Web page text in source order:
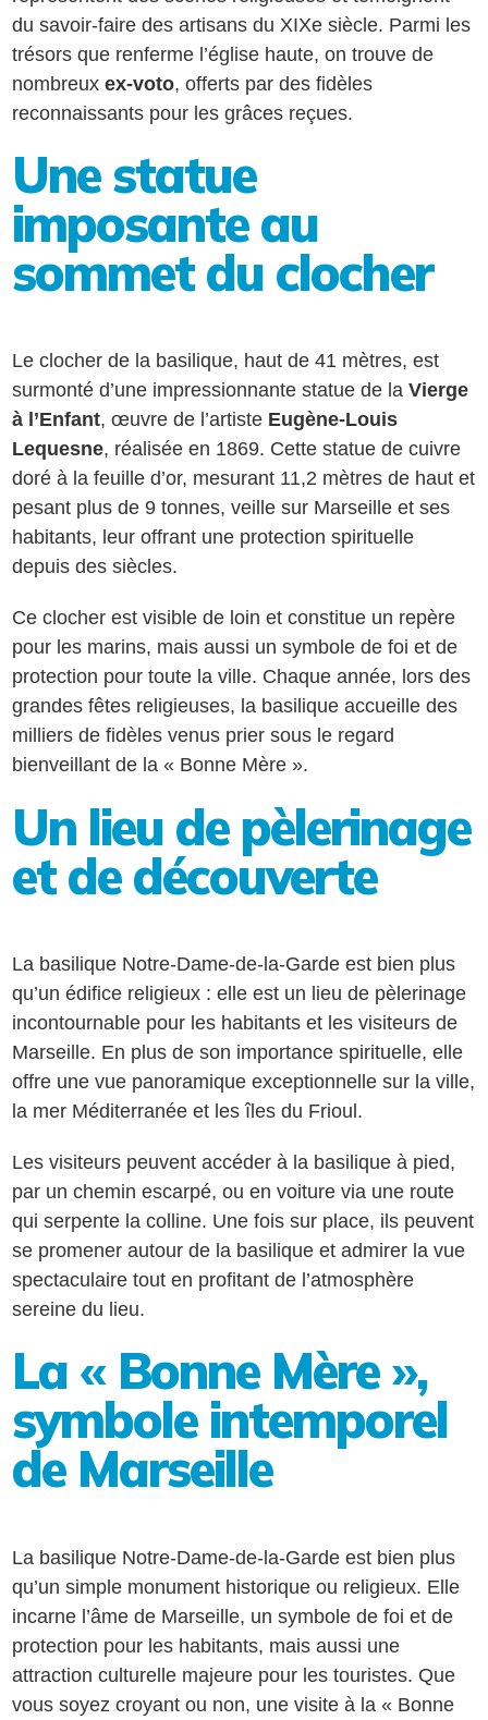
du savoir-faire des artisans du XIXe siècle. Parmi les
trésors que renferme l’église haute, on trouve de
nombreuxex-voto, offerts par des fidèles
reconnaissants pour les grâces reçues.
Une statue
imposante au
sommet du clocher
Le clocher de la basilique, haut de 41 mètres, est
surmonté d’une impressionnante statue de laVierge
à l’Enfant, œuvre de l’artiste Eugène-Louis
Lequesne, réalisée en 1869. Cette statue de cuivre
doré à la feuille d’or, mesurant 11,2 mètres de haut et
pesant plus de 9 tonnes, veille sur Marseille et ses
habitants, leur offrant une protection spirituelle
depuis des siècles.
Ce clocher est visible de loin et constitue un repère
pour les marins, mais aussi un symbole de foi et de
protection pour toute la ville. Chaque année, lors des
grandes fêtes religieuses, la basilique accueille des
milliers de fidèles venus prier sous le regard
bienveillant de la « Bonne Mère ».
Un lieu de pèlerinage
et de découverte
La basilique Notre-Dame-de-la-Garde est bien plus
qu’un édifice religieux : elle est un lieu de pèlerinage
incontournable pour les habitants et les visiteurs de
Marseille. En plus de son importance spirituelle, elle
offre une vue panoramique exceptionnelle sur la ville,
la mer Méditerranée et les îles du Frioul.
Les visiteurs peuvent accéder à la basilique à pied,
par un chemin escarpé, ou en voiture via une route
qui serpente la colline. Une fois sur place, ils peuvent
se promener autour de la basilique et admirer la vue
spectaculaire tout en profitant de l’atmosphère
sereine du lieu.
La « Bonne Mère »,
symbole intemporel
de Marseille
La basilique Notre-Dame-de-la-Garde est bien plus
qu’un simple monument historique ou religieux. Elle
incarne l’âme de Marseille, un symbole de foi et de
protection pour les habitants, mais aussi une
attraction culturelle majeure pour les touristes. Que
vous soyez croyant ou non, une visite à la « Bonne